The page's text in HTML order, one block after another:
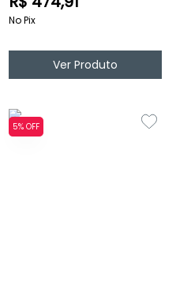
No Pix
Ver Produto
5% OFF